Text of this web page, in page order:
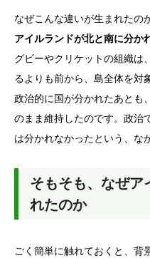
なぜこんな違いが生まれたの
アイルランドが北と南に分か
グビーやクリケットの組織は
るよりも前から、島全体を対
政治的に国が分かれたあとも
のまま維持したのです。政治
は分かれなかったという、な
そもそも、なぜア
れたのか
ごく簡単に触れておくと、背